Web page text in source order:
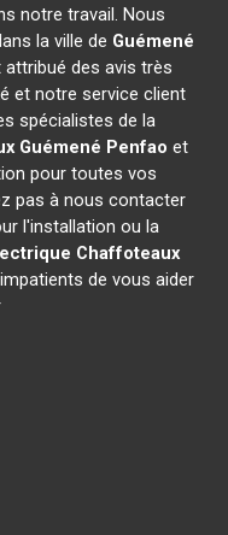
notre travail. Nous
la ville de Guémené
des avis très
et notre service client
spécialistes de la
Guémené Penfao et
pour toutes vos
pas à nous contacter
l'installation ou la
Chaffoteaux
de vous aider